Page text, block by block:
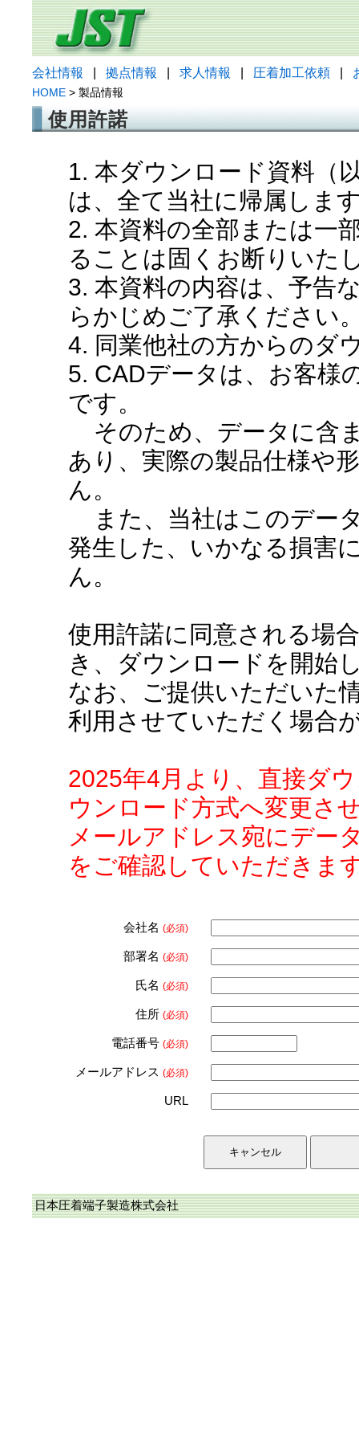
会社情報 拠点情報 求人情報 圧着加工依頼
HOME > 製品情報
使用許諾
1. 本ダウンロード資料（
は、全て当社に帰属しま
2. 本資料の全部または一
ることは固くお断りいた
3. 本資料の内容は、予告
らかじめご了承ください
4. 同業他社の方からのダ
5. CADデータは、お客様
です。
そのため、データに含
あり、実際の製品仕様や
ん。
また、当社はこのデー
発生した、いかなる損害
ん。
使用許諾に同意される場
き、ダウンロードを開始
なお、ご提供いただいた
利用させていただく場合
2025年4月より、直接ダ
ウンロード方式へ変更さ
メールアドレス宛にデー
をご確認していただきま
会社名 (必須)
部署名 (必須)
氏名 (必須)
住所 (必須)
電話番号 (必須)
メールアドレス (必須)
URL
日本圧着端子製造株式会社